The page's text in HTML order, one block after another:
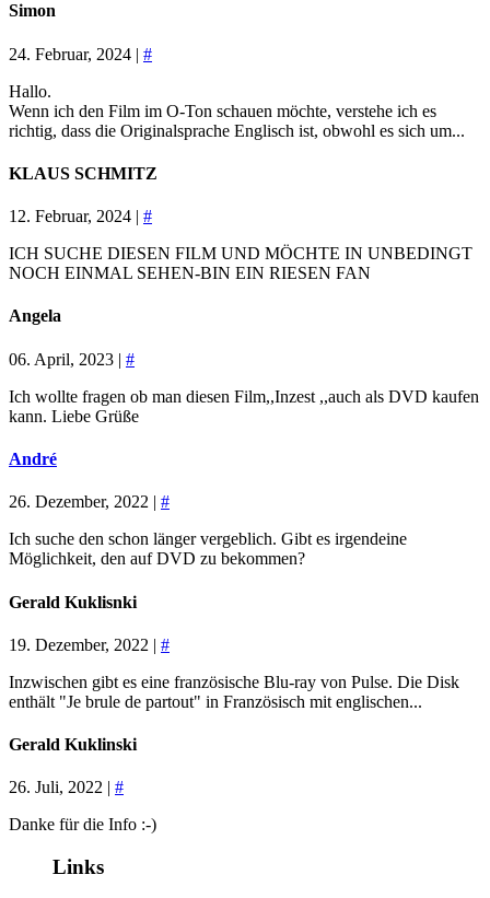
Simon
24. Februar, 2024 | #
Hallo.
Wenn ich den Film im O-Ton schauen möchte, verstehe ich es
richtig, dass die Originalsprache Englisch ist, obwohl es sich um...
KLAUS SCHMITZ
12. Februar, 2024 | #
ICH SUCHE DIESEN FILM UND MÖCHTE IN UNBEDINGT
NOCH EINMAL SEHEN-BIN EIN RIESEN FAN
Angela
06. April, 2023 | #
Ich wollte fragen ob man diesen Film,,Inzest ,,auch als DVD kaufen
kann. Liebe Grüße
André
26. Dezember, 2022 | #
Ich suche den schon länger vergeblich. Gibt es irgendeine
Möglichkeit, den auf DVD zu bekommen?
Gerald Kuklisnki
19. Dezember, 2022 | #
Inzwischen gibt es eine französische Blu-ray von Pulse. Die Disk
enthält "Je brule de partout" in Französisch mit englischen...
Gerald Kuklinski
26. Juli, 2022 | #
Danke für die Info :-)
Links